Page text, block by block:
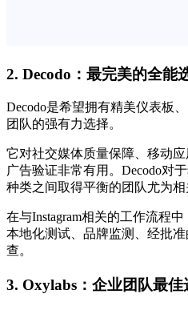
2. Decodo：最完美的全能
Decodo是希望拥有精美仪表板
团队的强有力选择。
它对社交媒体质量保障、移动
广告验证非常有用。Decodo对
种类之间取得平衡的团队尤为相
在与Instagram相关的工作流程
本地化测试、品牌监测、经批
查。
3. Oxylabs：企业团队最佳